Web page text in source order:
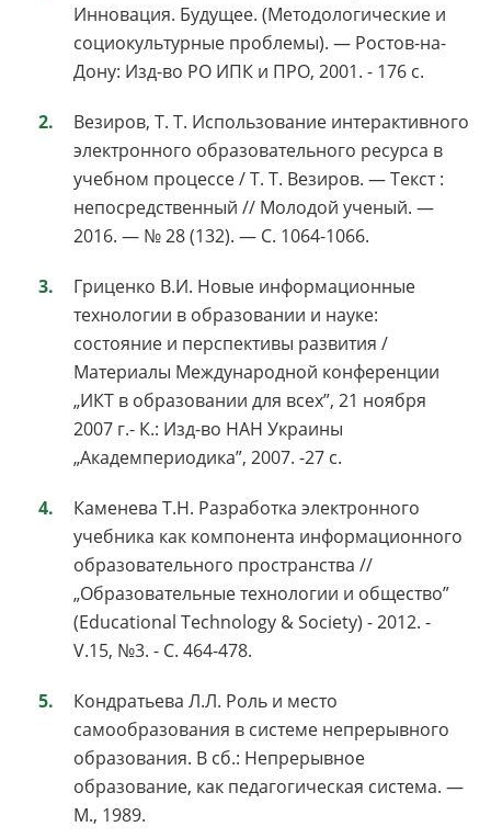
Инновация. Будущее. (Методологические и
социокультурные проблемы). — Ростов-на-
Дону: Изд-во РО ИПК и ПРО, 2001. - 176 с.
Везиров, Т. Т. Использование интерактивного
электронного образовательного ресурса в
учебном процессе / Т. Т. Везиров. — Текст :
непосредственный // Молодой ученый. —
2016. — № 28 (132). — С. 1064-1066.
Гриценко В.И. Новые информационные
технологии в образовании и науке:
состояние и перспективы развития /
Материалы Международной конференции
„ИКТ в образовании для всех”, 21 ноября
2007 г.- К.: Изд-во НАН Украины
„Академпериодика”, 2007. -27 с.
Каменева Т.Н. Разработка электронного
учебника как компонента информационного
образовательного пространства //
„Образовательные технологии и общество”
(Educational Technology & Society) - 2012. -
V.15, №3. - С. 464-478.
Кондратьева Л.Л. Роль и место
самообразования в системе непрерывного
образования. В сб.: Непрерывное
образование, как педагогическая система. —
М., 1989.